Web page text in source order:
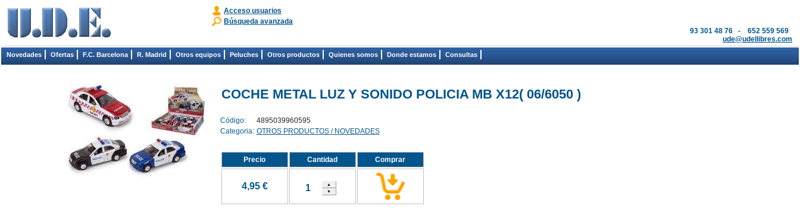
Acceso usuarios
Búsqueda avanzada
93 301 48 76 - 652 559 569
ude@udellibres.com
Novedades Ofertas F.C. Barcelona R. Madrid Otros equipos Peluches Otros productos Quienes somos Donde estamos Consultas
COCHE METAL LUZ Y SONIDO POLICIA MB X12( 06/6050 )
Código:
4895039960595
Categoria: OTROS PRODUCTOS / NOVEDADES
Precio Cantidad Comprar
4,95 €